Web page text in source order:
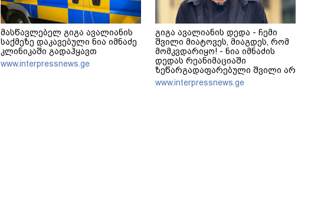
მასწავლებელ გიგა ავალიანის
საქმეზე დაკავებული ნია იმნაძე
კლინიკაში გადაჰყავთ
www.interpressnews.ge
გიგა ავალიანის დედა - ჩემი
შვილი მიატოვეს, მიაგდეს, რომ
მომკვდარიყო! - ნია იმნაძის
დედას რეანიმაციაში
ზეწარგადაფარებული შვილი არ
უნახავს - ჩემი აზრით, ანასტასია
ბერუაშვილსაც დაიჭერენ
www.interpressnews.ge